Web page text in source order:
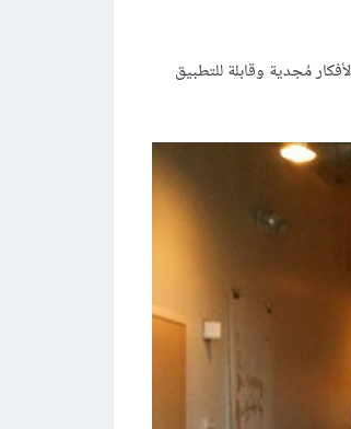
مُجدية وقابلة للتطبيق